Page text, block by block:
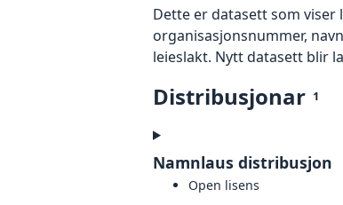
Dette er datasett som
organisasjonsnummer,
leieslakt. Nytt datasett blir
Distribusjonar 1
Namnlaus distribusjon
Open lisens